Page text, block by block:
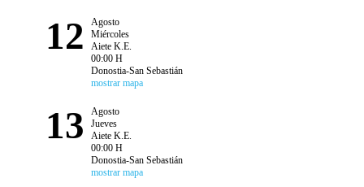
12
Agosto
Miércoles
Aiete K.E.
00:00 H
Donostia-San Sebastián
mostrar mapa
13
Agosto
Jueves
Aiete K.E.
00:00 H
Donostia-San Sebastián
mostrar mapa